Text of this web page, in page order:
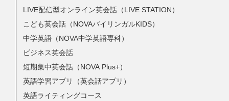
LIVE配信型オンライン英会話（LIVE STATION）
こども英会話（NOVAバイリンガルKIDS）
中学英語（NOVA中学英語専科）
ビジネス英会話
短期集中英会話（NOVA Plus+）
英語学習アプリ（英会話アプリ）
英語ライティングコース